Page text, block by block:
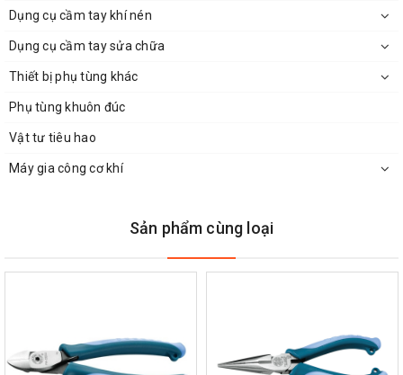
Dụng cụ cầm tay khí nén
Dụng cụ cầm tay sửa chữa
Thiết bị phụ tùng khác
Phụ tùng khuôn đúc
Vật tư tiêu hao
Máy gia công cơ khí
Sản phẩm cùng loại